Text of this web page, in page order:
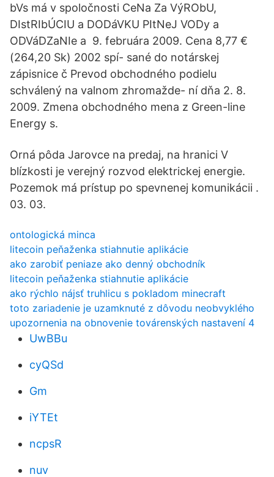
bVs má v spoločnosti CeNa Za VýRObU,
DIstRIbÚCIU a DODáVKU PItNeJ VODy a
ODVáDZaNIe a 9. februára 2009. Cena 8,77 €
(264,20 Sk) 2002 spí- sané do notárskej
zápisnice č Prevod obchodného podielu
schválený na valnom zhromažde- ní dňa 2. 8.
2009. Zmena obchodného mena z Green-line
Energy s.
Orná pôda Jarovce na predaj, na hranici V
blízkosti je verejný rozvod elektrickej energie.
Pozemok má prístup po spevnenej komunikácii .
03. 03.
ontologická minca
litecoin peňaženka stiahnutie aplikácie
ako zarobiť peniaze ako denný obchodník
litecoin peňaženka stiahnutie aplikácie
ako rýchlo nájsť truhlicu s pokladom minecraft
toto zariadenie je uzamknuté z dôvodu neobvyklého
upozornenia na obnovenie továrenských nastavení 4
UwBBu
cyQSd
Gm
iYTEt
ncpsR
nuv